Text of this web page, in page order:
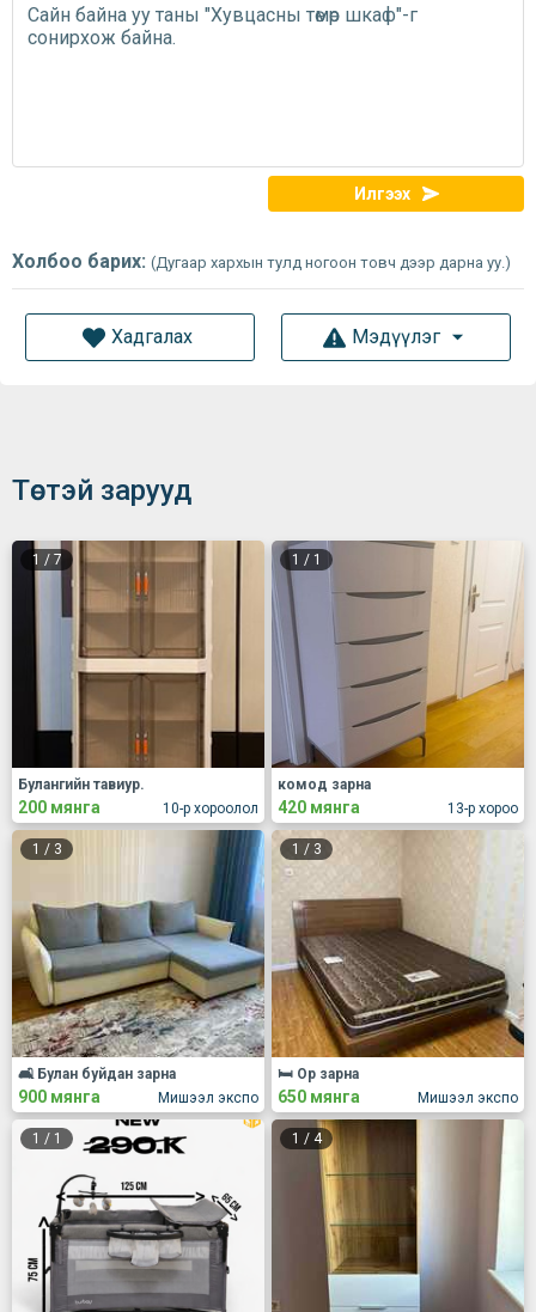
Илгээх
Холбоо барих: (Дугаар хархын тулд ногоон товч дээр дарна уу.)
Хадгалах Мэдүүлэг
Төстэй зарууд
1 / 7
10-р хороолол
Булангийн тавиур.
200 мянга
1 / 1
13-р хороо
комод зарна
420 мянга
1 / 3
Мишээл экспо
🛋 Булан буйдан зарна
900 мянга
1 / 3
Мишээл экспо
🛏 Ор зарна
650 мянга
1 / 1 1 / 4